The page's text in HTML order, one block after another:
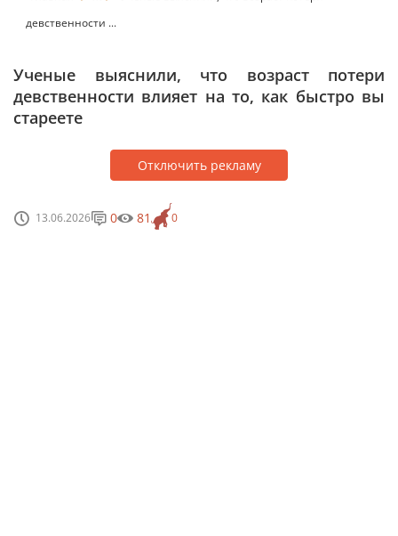
девственности ...
Ученые выяснили, что возраст потери
девственности влияет на то, как быстро вы
стареете
Отключить рекламу
13.06.2026 0
0 81